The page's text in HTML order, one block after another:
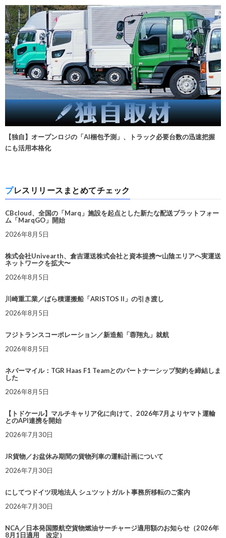
【独自】オープンロジの「AI梱包予測」、トラック必要台数の迅速把握
にも活用本格化
プレスリリースまとめてチェック
CBcloud、全国の「Marq」施設を起点とした新たな配送プラットフォー
ム「MarqGO」開始
2026年8月5日
株式会社Univearth、倉吉運送株式会社と資本提携〜山陰エリアへ実運送
ネットワークを拡大〜
2026年8月5日
川崎重工業／ばら積運搬船「ARISTOS II」の引き渡し
2026年8月5日
フジトランスコーポレーション／新造船「蓉翔丸」就航
2026年8月5日
ネバーマイル：TGR Haas F1 Teamとのパートナーシップ契約を締結しま
した
2026年8月5日
【トドケール】マルチキャリア化に向けて、2026年7月よりヤマト運輸
とのAPI連携を開始
2026年7月30日
JR貨物／お盆休み期間の貨物列車の運転計画について
2026年7月30日
にしてつドイツ現地法人 シュツットガルト事務所移転のご案内
2026年7月30日
NCA／日本発国際航空貨物燃油サーチャージ適用額のお知らせ（2026年
8月1日適用 改定）